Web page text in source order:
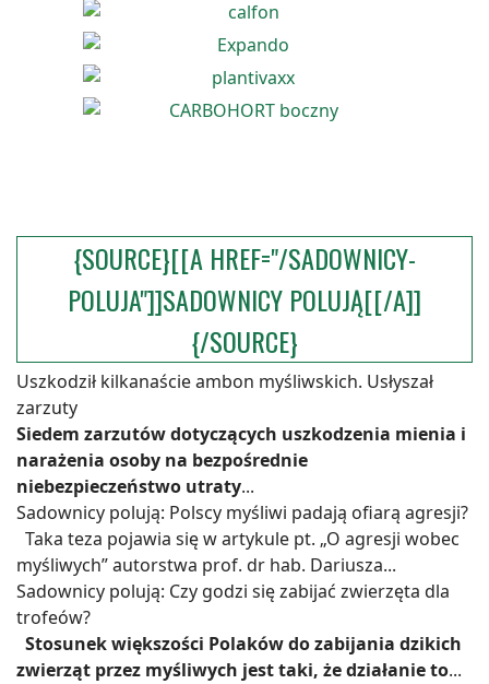
{SOURCE}[[A HREF="/SADOWNICY-
POLUJA"]]SADOWNICY POLUJĄ[[/A]]
{/SOURCE}
Uszkodził kilkanaście ambon myśliwskich. Usłyszał
zarzuty
Siedem zarzutów dotyczących uszkodzenia mienia i
narażenia osoby na bezpośrednie
niebezpieczeństwo utraty...
Sadownicy polują: Polscy myśliwi padają ofiarą agresji?
Taka teza pojawia się w artykule pt. „O agresji wobec
myśliwych” autorstwa prof. dr hab. Dariusza...
Sadownicy polują: Czy godzi się zabijać zwierzęta dla
trofeów?
Stosunek większości Polaków do zabijania dzikich
zwierząt przez myśliwych jest taki, że działanie to...